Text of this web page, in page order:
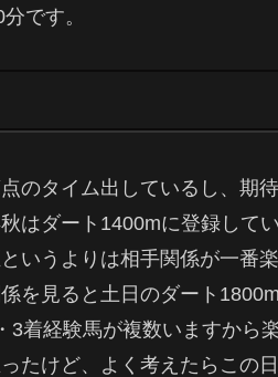
です。
のタイム出しているし、期
はダート1400mに登録して
いうよりは相手関係が一番
を見ると土日のダート
3着経験馬が複数いますから
たけど、よく考えたらこの